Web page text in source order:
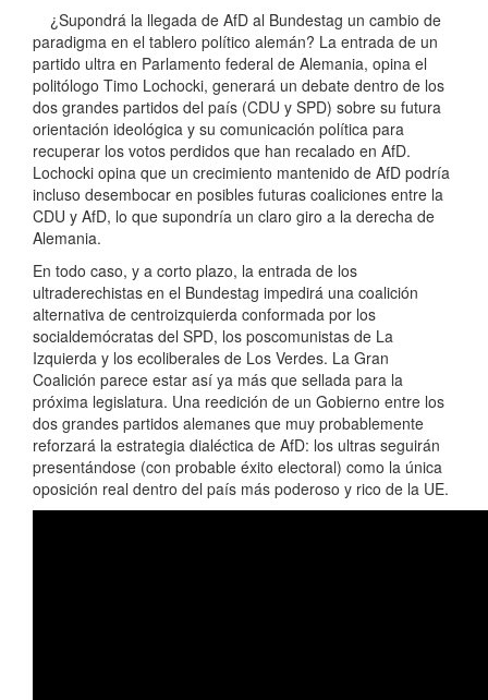
¿Supondrá la llegada de AfD al Bundestag un cambio de
paradigma en el tablero político alemán? La entrada de un
partido ultra en Parlamento federal de Alemania, opina el
politólogo Timo Lochocki, generará un debate dentro de los
dos grandes partidos del país (CDU y SPD) sobre su futura
orientación ideológica y su comunicación política para
recuperar los votos perdidos que han recalado en AfD.
Lochocki opina que un crecimiento mantenido de AfD podría
incluso desembocar en posibles futuras coaliciones entre la
CDU y AfD, lo que supondría un claro giro a la derecha de
Alemania.
En todo caso, y a corto plazo, la entrada de los
ultraderechistas en el Bundestag impedirá una coalición
alternativa de centroizquierda conformada por los
socialdemócratas del SPD, los poscomunistas de La
Izquierda y los ecoliberales de Los Verdes. La Gran
Coalición parece estar así ya más que sellada para la
próxima legislatura. Una reedición de un Gobierno entre los
dos grandes partidos alemanes que muy probablemente
reforzará la estrategia dialéctica de AfD: los ultras seguirán
presentándose (con probable éxito electoral) como la única
oposición real dentro del país más poderoso y rico de la UE.